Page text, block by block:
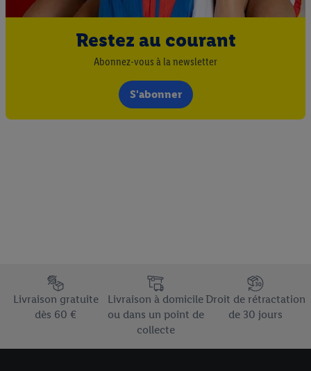
Restez au courant
Abonnez-vous à la newsletter
S'abonner
Élément du pied de page avec les différents arguments de
Livraison gratuite
dès 60 €
Livraison à domicile
ou dans un point de
collecte
Droit de rétractation
de 30 jours
pour l’avenir dans notre
déclaration relative à la protection des